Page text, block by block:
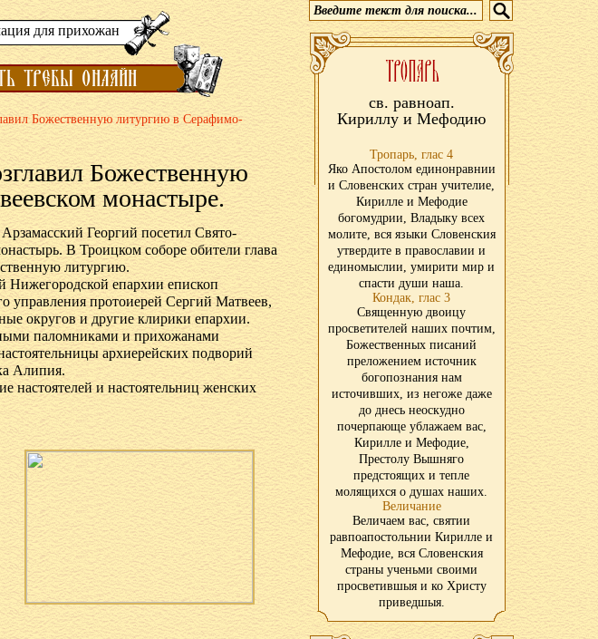
для прихожан
Божественную литургию в Серафимо-
Божественную
монастыре.
Георгий посетил Свято-
В Троицком соборе обители глава
литургию.
епархии епископ
управления протоиерей Сергий Матвеев,
округов и другие клирики епархии.
паломниками и прихожанами
архиерейских подворий
Алипия.
настоятелей и настоятельниц женских
св. равноап.
Кириллу и Мефодию
Тропарь, глас 4
Яко Апостолом единонравнии
и Словенских стран учителие,
Кирилле и Мефодие
богомудрии, Владыку всех
молите, вся языки Словенския
утвердите в православии и
единомыслии, умирити мир и
спасти души наша.
Кондак, глас 3
Священную двоицу
просветителей наших почтим,
Божественных писаний
преложением источник
богопознания нам
источивших, из негоже даже
до днесь неоскудно
почерпающе ублажаем вас,
Кирилле и Мефодие,
Престолу Вышняго
предстоящих и тепле
молящихся о душах наших.
Величание
Величаем вас, святии
равпоапостольнии Кирилле и
Мефодие, вся Словенския
страны ученьми своими
просветившыя и ко Христу
приведшыя.